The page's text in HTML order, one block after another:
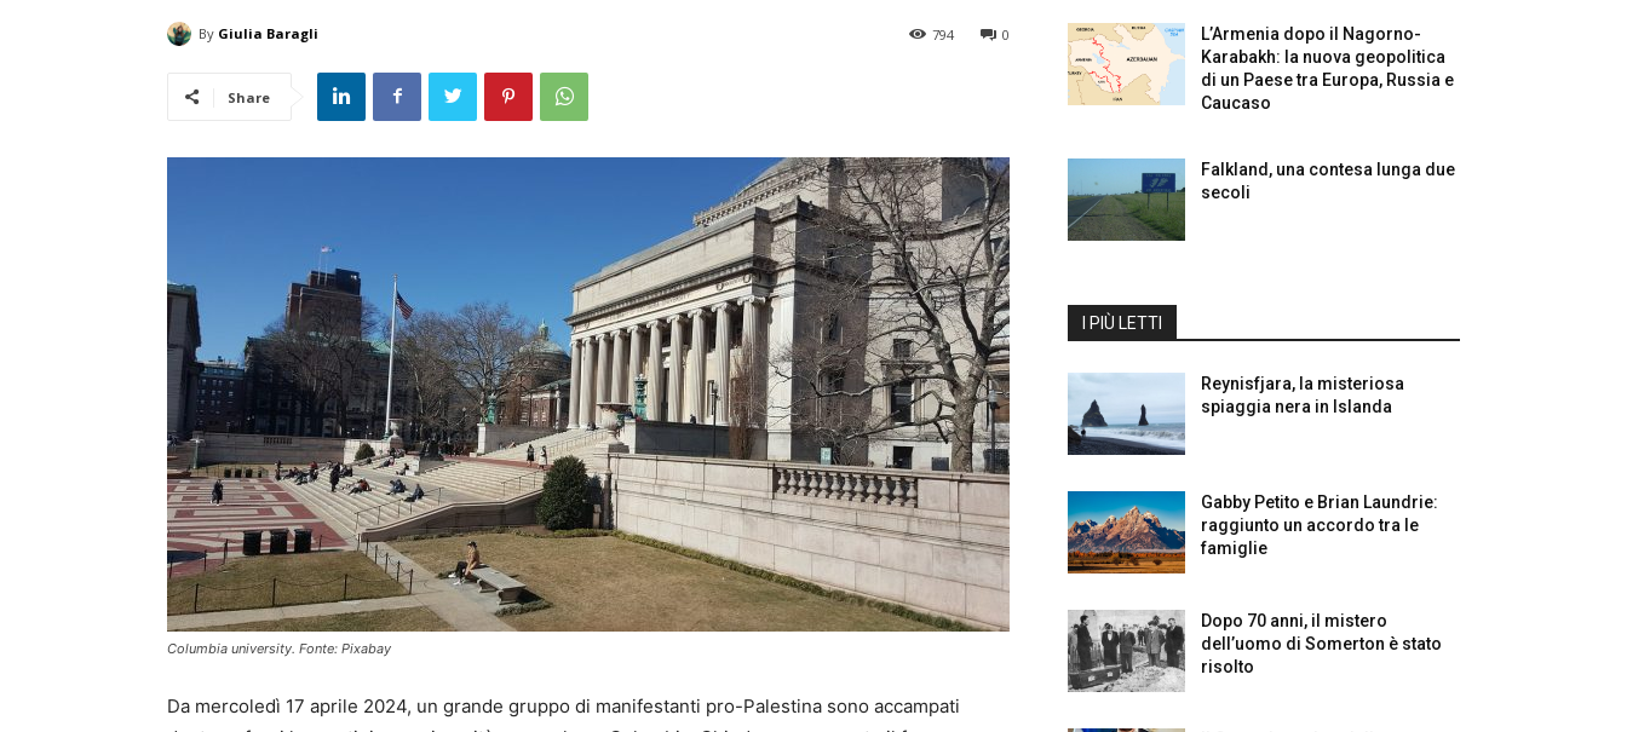
By Giulia Baragli 0
794
Share
Columbia university. Fonte: Pixabay
Da mercoledì 17 aprile 2024, un grande gruppo di manifestanti pro-Palestina sono accampati
L’Armenia dopo il Nagorno-
Karabakh: la nuova geopolitica
di un Paese tra Europa, Russia e
Caucaso
Falkland, una contesa lunga due
secoli
I PIÙ LETTI
Reynisfjara, la misteriosa
spiaggia nera in Islanda
Gabby Petito e Brian Laundrie:
raggiunto un accordo tra le
famiglie
Dopo 70 anni, il mistero
dell’uomo di Somerton è stato
risolto